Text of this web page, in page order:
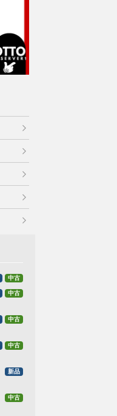
中古
中古
中古
中古
新品
中古